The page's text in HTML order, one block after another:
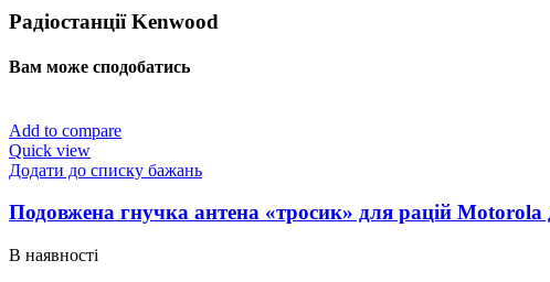
Радіостанції Kenwood
Вам може сподобатись
Add to compare
Quick view
Додати до списку бажань
Подовжена гнучка антена «тросик» для рацій
В наявності